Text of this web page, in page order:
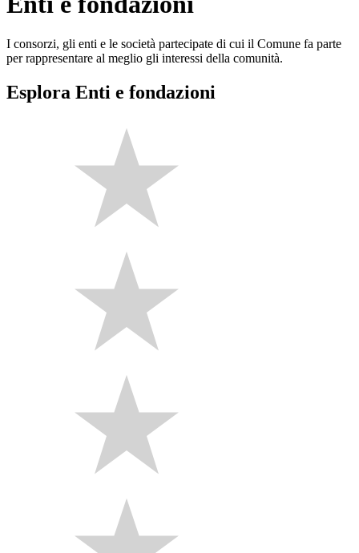
I consorzi, gli enti e le società partecipate di cui il Comune fa parte
per rappresentare al meglio gli interessi della comunità.
Esplora Enti e fondazioni